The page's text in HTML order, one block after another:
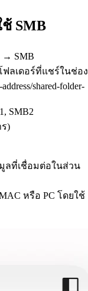
SMB
→ SMB
ลเดอร์ที่แชร์ในช่อง
shared-folder-
SMB2
)
ลที่เชื่อมต่อในส่วน
หรือ PC โดยใช้